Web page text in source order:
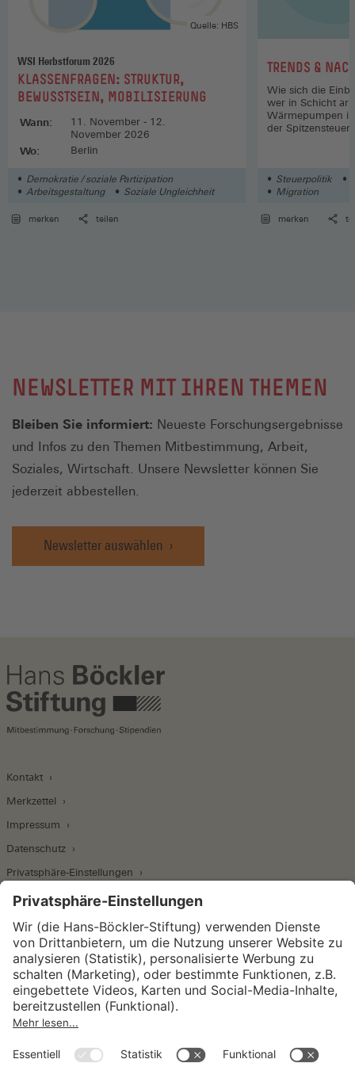
WSI Herbstforum 2026
:KLASSENFRAGEN: STRUKTUR,
BEWUSSTSEIN, MOBILISIERUNG
Quelle: HBS
Wann:
11. November - 12.
November 2026
Wo: Berlin
Demokratie / soziale Partizipation
Arbeitsgestaltung
Soziale Ungleichheit
merken teilen
:
TRENDS &
Wie sich die
wer in Schicht
Wärmepumpen
der
Steuerpolitik
Migration
merken
NEWSLETTER MIT IHREN THEMEN
Bleiben Sie informiert: Neueste Forschungsergebnisse
und Infos zu den Themen Mitbestimmung, Arbeit,
Soziales, Wirtschaft. Unsere Newsletter können Sie
jederzeit abbestellen.
Newsletter auswählen
Kontakt
Merkzettel
Impressum
Datenschutz
Privatsphäre-Einstellungen
Wirtschafts- und Sozialwissenschaftliches Institut
Institut für Makroökonomie und
Konjunkturforschung